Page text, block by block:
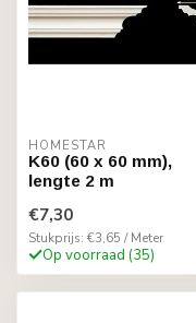
HOMESTAR
K60 (60 x 60 mm),
lengte 2 m
€7,30
Stukprijs: €3,65 / Meter
Op voorraad (35)